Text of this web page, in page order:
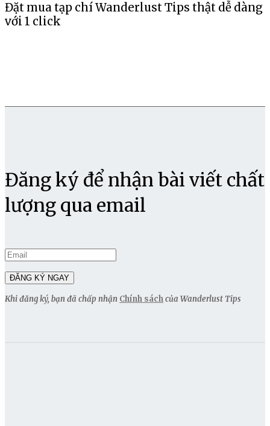
Đặt mua tạp chí Wanderlust Tips thật dễ dàng
với 1 click
Đăng ký để nhận bài viết chất
lượng qua email
Khi đăng ký, bạn đã chấp nhận Chính sáchcủa Wanderlust Tips